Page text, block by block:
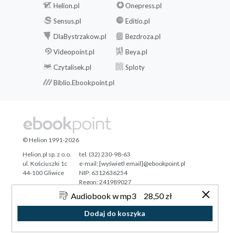
Audiobook w mp3 28,50 zł
Dodaj do koszyka
Helion.pl
Onepress.pl
Sensus.pl
Editio.pl
DlaBystrzakow.pl
Bezdroza.pl
Videopoint.pl
Beya.pl
Czytalisek.pl
Sploty
Biblio.Ebookpoint.pl
Designed with ♥ byTonik.pl
© Helion 1991-2026
Helion.pl sp. z o.o.
ul. Kościuszki 1c
44-100 Gliwice
tel. (32) 230-98-63
e-mail:[wyświetl email]@ebookpoint.pl
NIP: 6312636254
Regon: 241989027